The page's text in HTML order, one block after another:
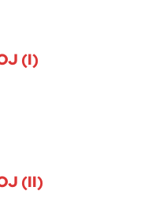
(I)
(II)